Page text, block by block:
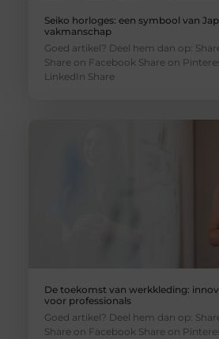
Seiko horloges: een symbool van
vakmanschap
Goed artikel? Deel hem dan op:
Share on Facebook Share on
LinkedIn Share
De toekomst van werkkleding:
voor professionals
Goed artikel? Deel hem dan op:
Share on Facebook Share on